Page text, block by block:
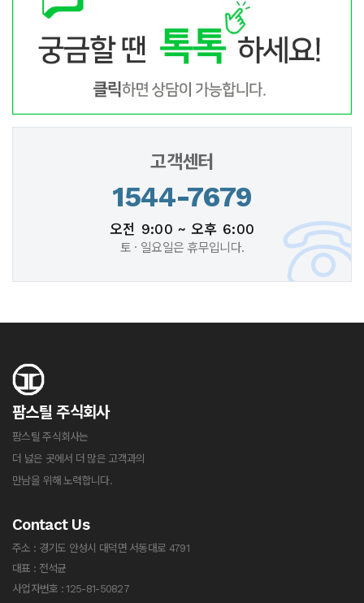
고객센터
1544-7679
오전 9:00 ~ 오후 6:00
토 · 일요일은 휴무입니다.
팜스틸 주식회사
팜스틸 주식회사는
더 넗은 곳에서 더 많은 고객과의
만남을 위해 노력합니다.
Contact Us
주소 : 경기도 안성시 대덕면 서동대로 4791
대표 : 전석균
사업자번호 : 125-81-50827